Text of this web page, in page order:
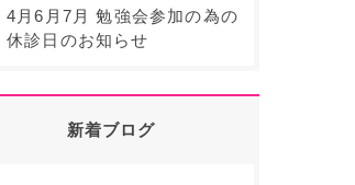
4月6月7月 勉強会参加の為の
休診日のお知らせ
新着ブログ